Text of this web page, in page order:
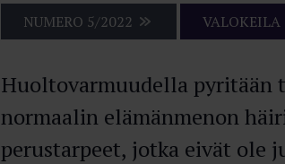
NUMERO 5/2022 VALOKEILA
Huoltovarmuudella pyritään
normaalin elämänmenon
perustarpeet, jotka eivät ole